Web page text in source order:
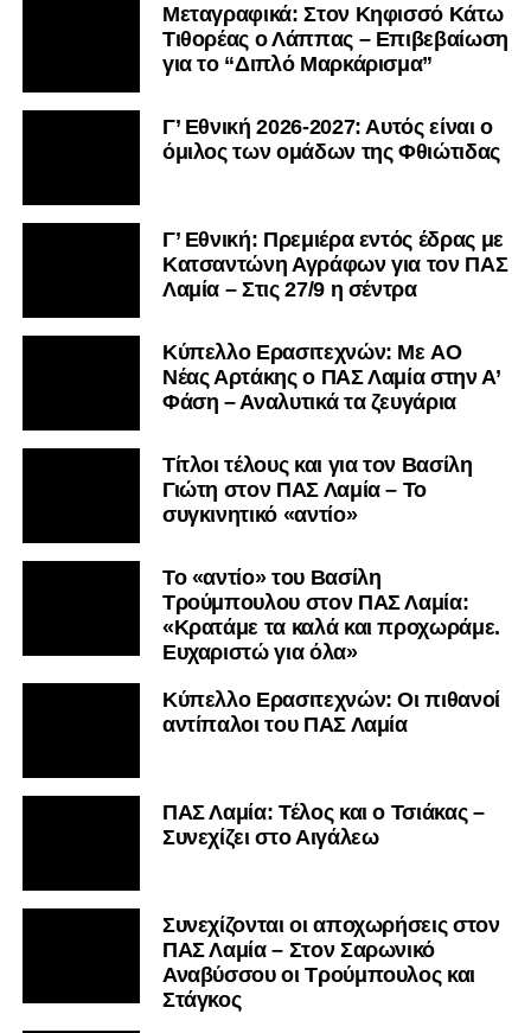
Μεταγραφικά: Στον Κηφισσό Κάτω
Τιθορέας ο Λάππας – Επιβεβαίωση
για το “Διπλό Μαρκάρισμα”
Γ’ Εθνική 2026-2027: Αυτός είναι ο
όμιλος των ομάδων της Φθιώτιδας
Γ’ Εθνική: Πρεμιέρα εντός έδρας με
Κατσαντώνη Αγράφων για τον ΠΑΣ
Λαμία – Στις 27/9 η σέντρα
Kύπελλο Ερασιτεχνών: Με AO
Nέας Αρτάκης ο ΠΑΣ Λαμία στην Α’
Φάση – Αναλυτικά τα ζευγάρια
Τίτλοι τέλους και για τον Βασίλη
Γιώτη στον ΠΑΣ Λαμία – Το
συγκινητικό «αντίο»
Το «αντίο» του Βασίλη
Τρούμπουλου στον ΠΑΣ Λαμία:
«Κρατάμε τα καλά και προχωράμε.
Ευχαριστώ για όλα»
Κύπελλο Ερασιτεχνών: Οι πιθανοί
αντίπαλοι του ΠΑΣ Λαμία
ΠΑΣ Λαμία: Τέλος και ο Τσιάκας –
Συνεχίζει στο Αιγάλεω
Συνεχίζονται οι αποχωρήσεις στον
ΠΑΣ Λαμία – Στον Σαρωνικό
Αναβύσσου οι Τρούμπουλος και
Στάγκος